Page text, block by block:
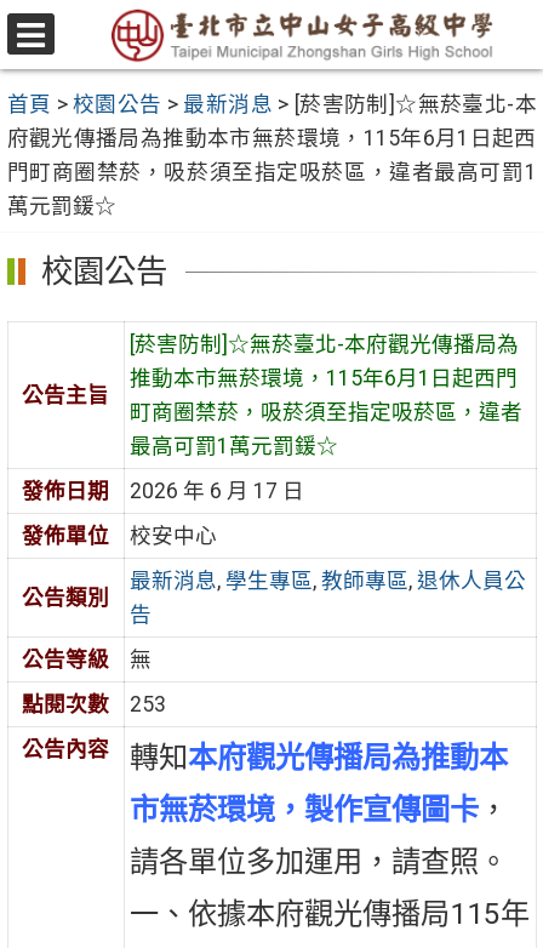
跳
至
要
內
容
區
選
單
首頁 >校園公告 > 最新消息 > [菸害防制]☆無菸臺北-本
府觀光傳播局為推動本市無菸環境，115年6月1日起西
門町商圈禁菸，吸菸須至指定吸菸區，違者最高可罰1
萬元罰鍰☆
校園公告
公告主旨
[菸害防制]☆無菸臺北-本府觀光傳播局為
推動本市無菸環境，115年6月1日起西門
町商圈禁菸，吸菸須至指定吸菸區，違者
最高可罰1萬元罰鍰☆
發佈日期
2026 年 6 月 17 日
發佈單位
校安中心
公告類別
最新消息, 學生專區, 教師專區, 退休人員公
告
公告等級
無
點閱次數
253
公告內容
轉知本府觀光傳播局為推動本
市無菸環境，製作宣傳圖卡，
請各單位多加運用，請查照。
一、依據本府觀光傳播局115年